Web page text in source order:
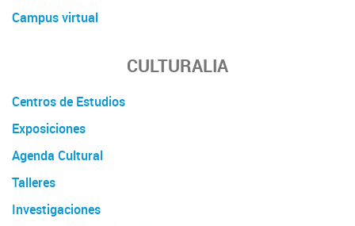
Campus virtual
CULTURALIA
Centros de Estudios
Exposiciones
Agenda Cultural
Talleres
Investigaciones